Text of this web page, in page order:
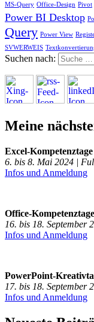
MS-Query Office-Design Pivot
Power BI Desktop
Query Power View
SVWERWEIS
Suchen nach:
Meine
Excel-
6. bis 8. Mai 2024 |
Infos und Anmeldung
Office-
16. bis 18. September
Infos und Anmeldung
PowerPoint-
17. bis 18. September
Infos und Anmeldung